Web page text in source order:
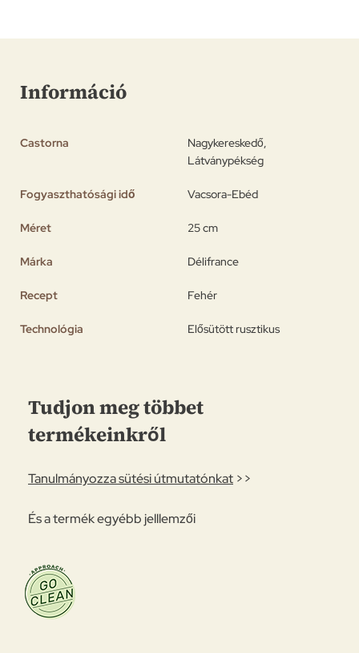
Információ
Castorna
Nagykereskedő,
Látványpékség
Fogyaszthatósági idő Vacsora-Ebéd
Méret 25 cm
Márka Délifrance
Recept Fehér
Technológia Elősütött rusztikus
Tudjon meg többet
termékeinkről
Tanulmányozza sütési útmutatónkat >>
És a termék egyébb jelllemzői